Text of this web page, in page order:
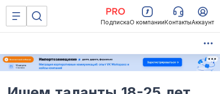
ПодпискаО компанииКонтактыАккаунт